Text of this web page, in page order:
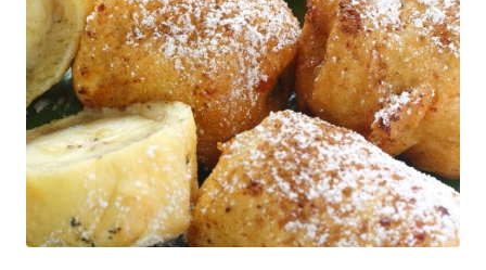
mais fácil de todas! Uma receita incrivelmente fácil de
fazer, com praticamente um único ingrediente: a banana!
??? Chegou no final do mês, a grana está curta, mas a
vontade/larica de um docinho não sai da